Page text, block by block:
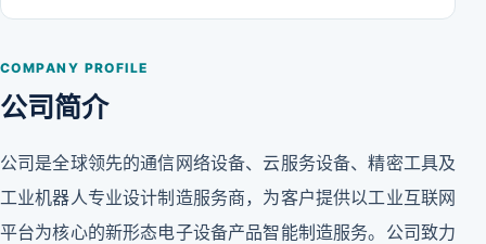
COMPANY PROFILE
公司简介
公司是全球领先的通信网络设备、云服务设备、精密工具及
工业机器人专业设计制造服务商，为客户提供以工业互联网
平台为核心的新形态电子设备产品智能制造服务。公司致力